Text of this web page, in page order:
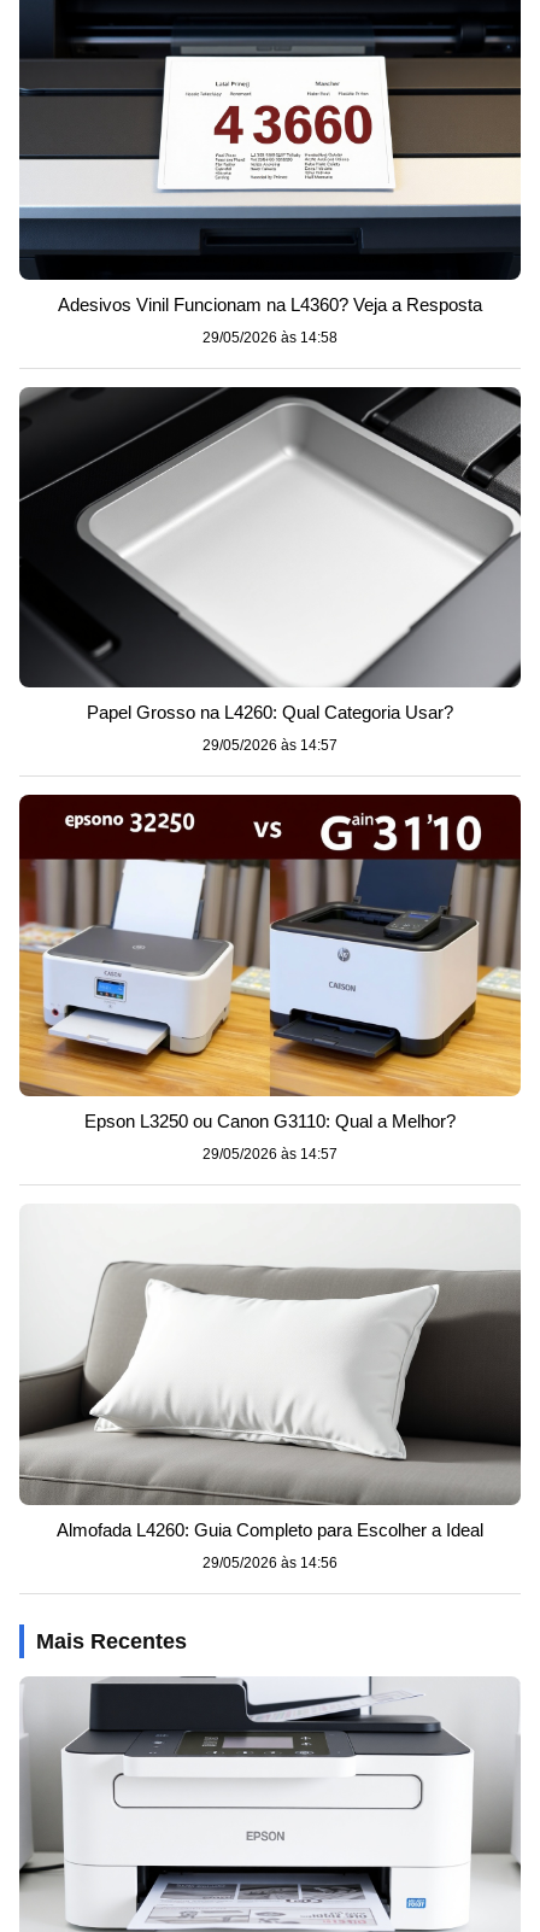
Adesivos Vinil Funcionam na L4360? Veja a Resposta
29/05/2026 às 14:58
Papel Grosso na L4260: Qual Categoria Usar?
29/05/2026 às 14:57
Epson L3250 ou Canon G3110: Qual a Melhor?
29/05/2026 às 14:57
Almofada L4260: Guia Completo para Escolher a Ideal
29/05/2026 às 14:56
Mais Recentes